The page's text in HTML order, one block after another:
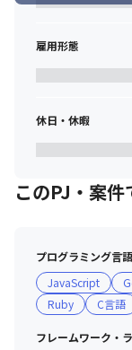
雇用形態
休日・休暇
このPJ・案
プログラミング言語
JavaScript
Ruby
C言語
フレームワーク・